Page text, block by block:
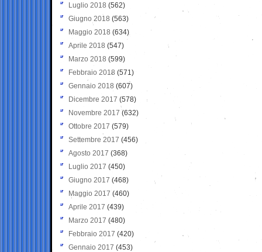
Luglio 2018 (562)
Giugno 2018 (563)
Maggio 2018 (634)
Aprile 2018 (547)
Marzo 2018 (599)
Febbraio 2018 (571)
Gennaio 2018 (607)
Dicembre 2017 (578)
Novembre 2017 (632)
Ottobre 2017 (579)
Settembre 2017 (456)
Agosto 2017 (368)
Luglio 2017 (450)
Giugno 2017 (468)
Maggio 2017 (460)
Aprile 2017 (439)
Marzo 2017 (480)
Febbraio 2017 (420)
Gennaio 2017 (453)